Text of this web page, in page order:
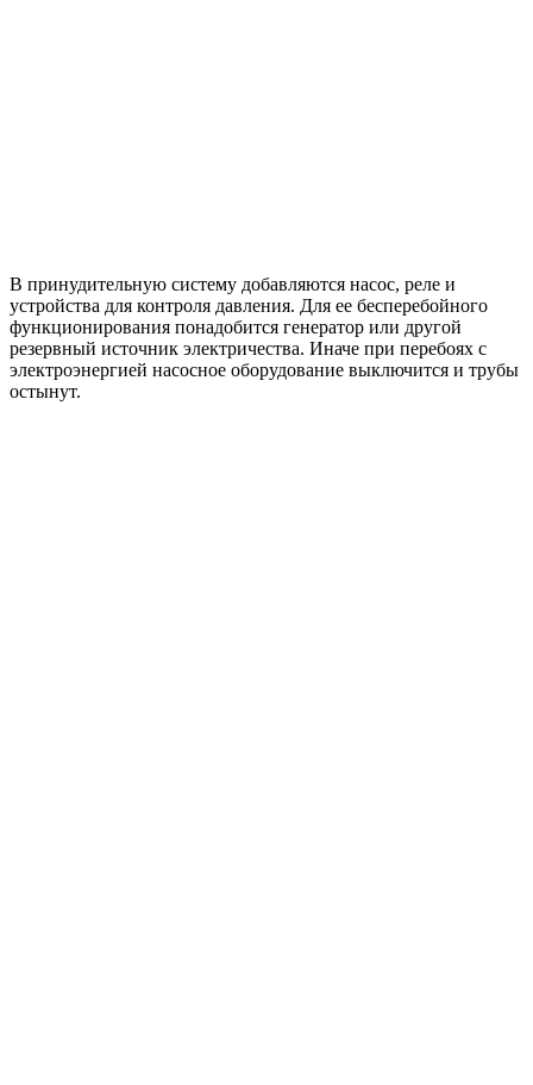
В принудительную систему добавляются насос, реле и
устройства для контроля давления. Для ее бесперебойного
функционирования понадобится генератор или другой
резервный источник электричества. Иначе при перебоях с
электроэнергией насосное оборудование выключится и трубы
остынут.